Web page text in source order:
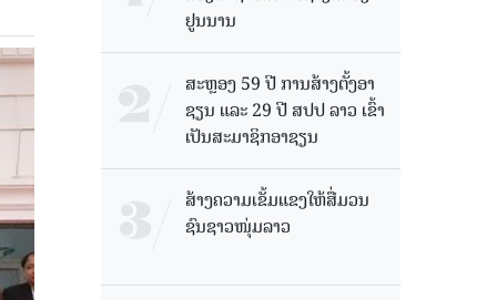
ຢູນນານ
ສະຫຼອງ 59 ປີ ການສ້າງຕັ້ງອາ
ຊຽນ ແລະ 29 ປີ ສປປ ລາວ ເຂົ້າ
ເປັນສະມາຊິກອາຊຽນ
ສ້າງຄວາມເຂັ້ມແຂງໃຫ້ສື່ມວນ
ຊົນຊາວໜຸ່ມລາວ